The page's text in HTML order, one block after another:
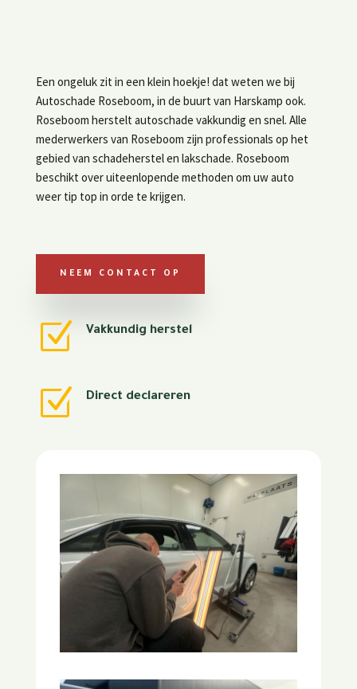
Een ongeluk zit in een klein hoekje! dat weten we bij
Autoschade Roseboom, in de buurt van Harskamp ook.
Roseboom herstelt autoschade vakkundig en snel. Alle
mederwerkers van Roseboom zijn professionals op het
gebied van schadeherstel en lakschade. Roseboom
beschikt over uiteenlopende methoden om uw auto
weer tip top in orde te krijgen.
NEEM CONTACT OP
Z Vakkundig herstel
Z Direct declareren